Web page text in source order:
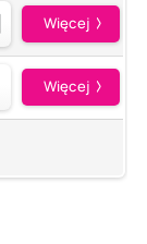
Więcej
Więcej